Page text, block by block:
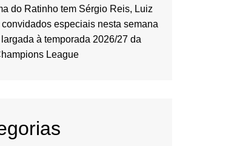
do Ratinho tem Sérgio Reis, Luiz
especiais nesta semana
à temporada 2026/27 da
League